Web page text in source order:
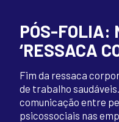
PÓS-FOLIA:
‘RESSACA
Fim da ressaca
de trabalho
comunicação entre
psicossociais nas